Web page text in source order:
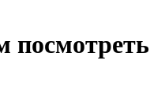
посмотреть